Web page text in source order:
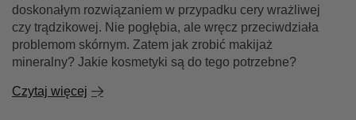
doskonałym rozwiązaniem w przypadku cery wrażliwej
czy trądzikowej. Nie pogłębia, ale wręcz przeciwdziała
problemom skórnym. Zatem jak zrobić makijaż
mineralny? Jakie kosmetyki są do tego potrzebne?
Czytaj więcej